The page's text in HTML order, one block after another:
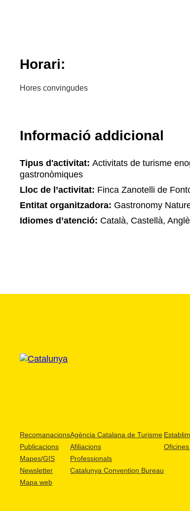
Horari:
Hores convingudes
Informació addicional
Tipus d'activitat: Activitats de turisme
gastronòmiques
Lloc de l’activitat: Finca Zanotelli de
Entitat organitzadora: Gastronomy
Idiomes d’atenció: Català, Castellà,
Recomanacions
Publicacions
Mapes/GIS
Newsletter
Mapa web
Agència Catalana de Turisme
Afiliacions
Professionals
Catalunya Convention Bureau